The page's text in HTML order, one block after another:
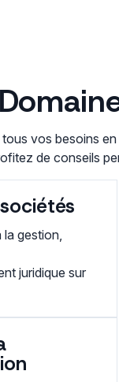
vos besoins
de conseils
la gestion,
juridique sur